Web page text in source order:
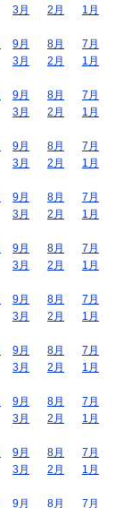
3月 2月
1月
9月 8月
7月
3月 2月
1月
9月 8月
7月
3月 2月
1月
9月 8月
7月
3月 2月
1月
9月 8月
7月
3月 2月
1月
9月 8月
7月
3月 2月
1月
9月 8月
7月
3月 2月
1月
9月 8月
7月
3月 2月
1月
9月 8月
7月
3月 2月
1月
9月 8月
7月
3月 2月
1月
9月 8月 7月